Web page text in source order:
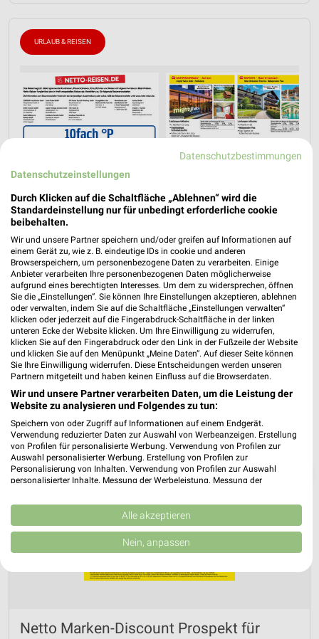
URLAUB & REISEN
Jetzt alle "Urlaub & Reisen" Themen entdecken!
Netto Marken-Discount Prospekt für
Datenschutzbestimmungen
Datenschutzeinstellungen
Durch Klicken auf die Schaltfläche „Ablehnen“ wird die
Standardeinstellung nur für unbedingt erforderliche cookie
beibehalten.
Wir und unsere Partner speichern und/oder greifen auf Informationen auf
einem Gerät zu, wie z. B. eindeutige IDs in cookie und anderen
Browserspeichern, um personenbezogene Daten zu verarbeiten. Einige
Anbieter verarbeiten Ihre personenbezogenen Daten möglicherweise
aufgrund eines berechtigten Interesses. Um dem zu widersprechen, öffnen
Sie die „Einstellungen“. Sie können Ihre Einstellungen akzeptieren, ablehnen
oder verwalten, indem Sie auf die Schaltfläche „Einstellungen verwalten“
klicken oder jederzeit auf die Fingerabdruck-Schaltfläche in der linken
unteren Ecke der Website klicken. Um Ihre Einwilligung zu widerrufen,
klicken Sie auf den Fingerabdruck oder den Link in der Fußzeile der Website
und klicken Sie auf den Menüpunkt „Meine Daten“. Auf dieser Seite können
Sie Ihre Einwilligung widerrufen. Diese Entscheidungen werden unseren
Partnern mitgeteilt und haben keinen Einfluss auf die Browserdaten.
Wir und unsere Partner verarbeiten Daten, um die Leistung der
Website zu analysieren und Folgendes zu tun:
Speichern von oder Zugriff auf Informationen auf einem Endgerät.
Verwendung reduzierter Daten zur Auswahl von Werbeanzeigen. Erstellung
von Profilen für personalisierte Werbung. Verwendung von Profilen zur
Auswahl personalisierter Werbung. Erstellung von Profilen zur
Personalisierung von Inhalten. Verwendung von Profilen zur Auswahl
personalisierter Inhalte. Messung der Werbeleistung. Messung der
Kombinationen von Daten aus verschiedenen Quellen. Entwicklung und
Verbesserung der Angebote. Verwendung reduzierter Daten zur Auswahl
von Inhalten.
Daten können außerhalb der Europäischen Union weitergegeben und in die
USA gesendet werden.
Website/App.
IAB-Verarbeitungszwecke:
Alle akzeptieren
Nein, anpassen